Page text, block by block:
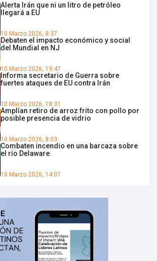
Alerta Irán que ni un litro de petróleo
llegará a EU
10 Marzo 2026, 8:37
Debaten el impacto económico y social
del Mundial en NJ
10 Marzo 2026, 19:47
Informa secretario de Guerra sobre
fuertes ataques de EU contra Irán
10 Marzo 2026, 18:31
Amplían retiro de arroz frito con pollo por
posible presencia de vidrio
10 Marzo 2026, 8:03
Combaten incendio en una barcaza sobre
el río Delaware
10 Marzo 2026, 14:07